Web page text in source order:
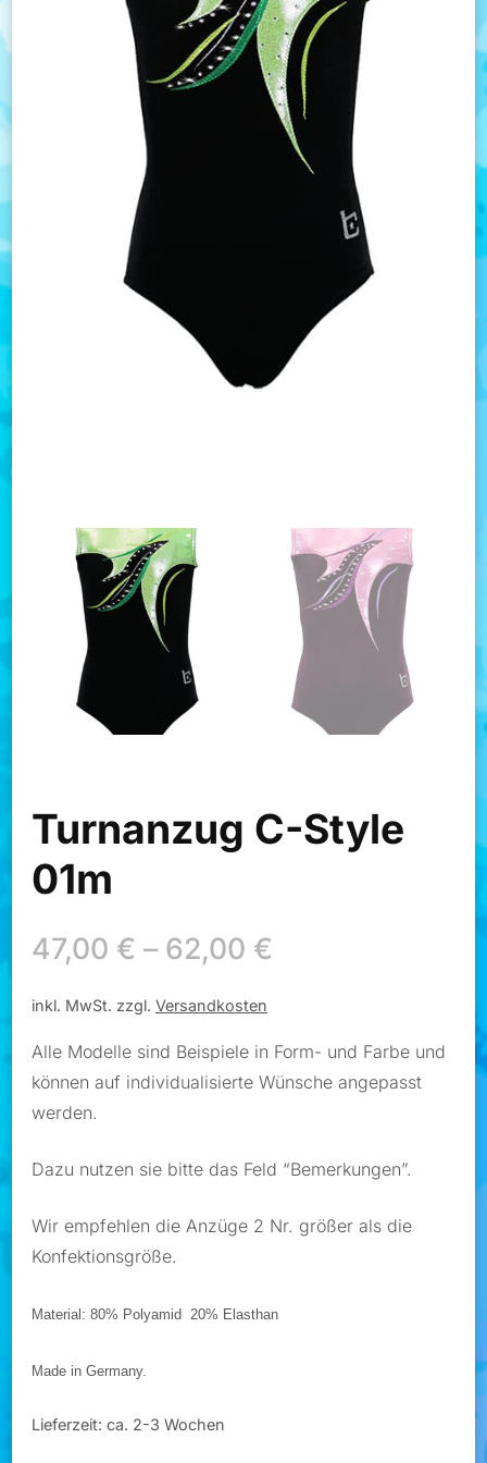
Turnanzug C-Style
01m
47,00 € – 62,00 €
inkl. MwSt. zzgl. Versandkosten
Alle Modelle sind Beispiele in Form- und Farbe und
können auf individualisierte Wünsche angepasst
werden.
Dazu nutzen sie bitte das Feld “Bemerkungen”.
Wir empfehlen die Anzüge 2 Nr. größer als die
Konfektionsgröße.
Material: 80% Polyamid 20% Elasthan
Made in Germany.
Lieferzeit: ca. 2-3 Wochen